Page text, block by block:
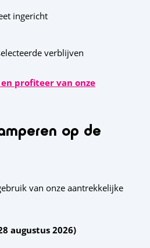
ingericht
verblijven
profiteer van onze
op de
van onze aantrekkelijke
augustus 2026)